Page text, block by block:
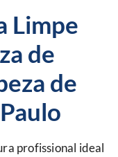
Limpe
de
de
profissional ideal